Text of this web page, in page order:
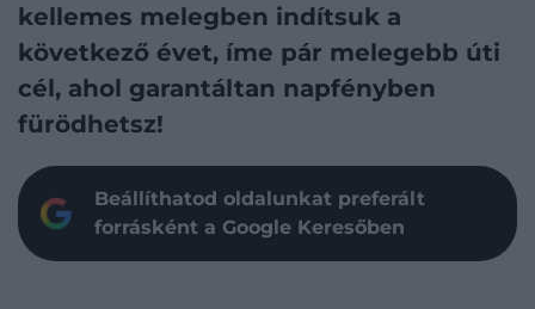
kellemes melegben indítsuk a
következő évet, íme pár melegebb úti
cél, ahol garantáltan napfényben
fürödhetsz!
Beállíthatod oldalunkat preferált
forrásként a Google Keresőben